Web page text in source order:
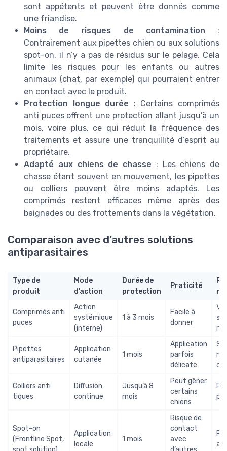
sont appétents et peuvent être donnés comme
une friandise.
Moins de risques de contamination :
Contrairement aux pipettes chien ou aux solutions
spot-on, il n’y a pas de résidus sur le pelage. Cela
limite les risques pour les enfants ou autres
animaux (chat, par exemple) qui pourraient entrer
en contact avec le produit.
Protection longue durée : Certains comprimés
anti puces offrent une protection allant jusqu’à un
mois, voire plus, ce qui réduit la fréquence des
traitements et assure une tranquillité d’esprit au
propriétaire.
Adapté aux chiens de chasse : Les chiens de
chasse étant souvent en mouvement, les pipettes
ou colliers peuvent être moins adaptés. Les
comprimés restent efficaces même après des
baignades ou des frottements dans la végétation.
Comparaison avec d’autres solutions
antiparasitaires
Type de
produit
Mode
d’action
Durée de
protection
Praticité
Comprimés anti
puces
Action
systémique
(interne)
1 à 3 mois
Facile à
donner
Pipettes
antiparasitaires
Application
cutanée
1 mois
Application
parfois
délicate
Colliers anti
tiques
Diffusion
continue
Jusqu’à 8
mois
Peut gêner
certains
chiens
Spot-on
(Frontline Spot,
Application
locale
1 mois
Risque de
contact
avec